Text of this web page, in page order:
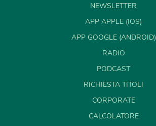
NEWSLETTER
APP APPLE (IOS)
APP GOOGLE (ANDROID)
RADIO
PODCAST
RICHIESTA TITOLI
CORPORATE
CALCOLATORE